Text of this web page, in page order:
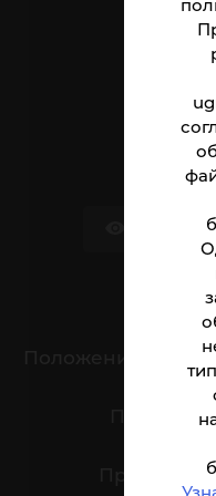
Положение о
Политика